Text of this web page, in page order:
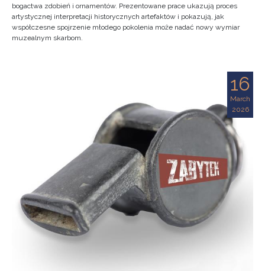
bogactwa zdobień i ornamentów. Prezentowane prace ukazują proces
artystycznej interpretacji historycznych artefaktów i pokazują, jak
współczesne spojrzenie młodego pokolenia może nadać nowy wymiar
muzealnym skarbom.
16
March
2026